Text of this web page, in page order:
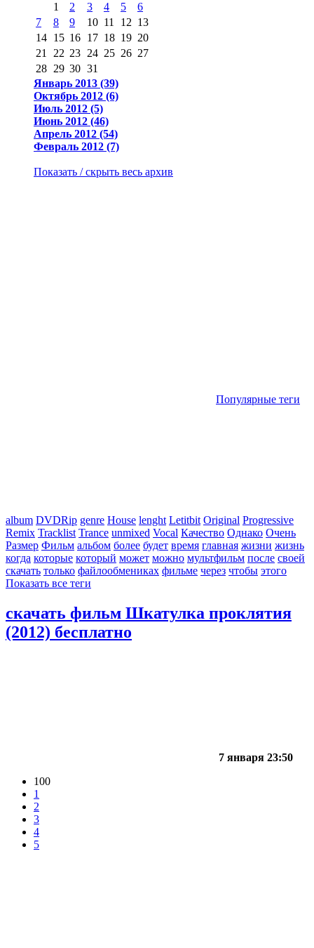
1
2 3 4 5
6
7
8 9 10 11 12 13
14 15 16 17 18 19 20
21
22 23 24 25 26 27
28 29 30 31
Январь 2013 (39)
Октябрь 2012 (6)
Июль 2012 (5)
Июнь 2012 (46)
Апрель 2012 (54)
Февраль 2012 (7)
Показать / скрыть весь архив
Популярные теги
album DVDRip genre House lenght Letitbit Original Progressive
Remix Tracklist Trance unmixed Vocal Качество Однако Очень
Размер Фильм альбом более будет время главная жизни жизнь
когда которые который может можно мультфильм после своей
скачать только файлообмениках фильме через чтобы этого
Показать все теги
скачать фильм Шкатулка проклятия
(2012) бесплатно
7 января 23:50
100
1
2
3
4
5